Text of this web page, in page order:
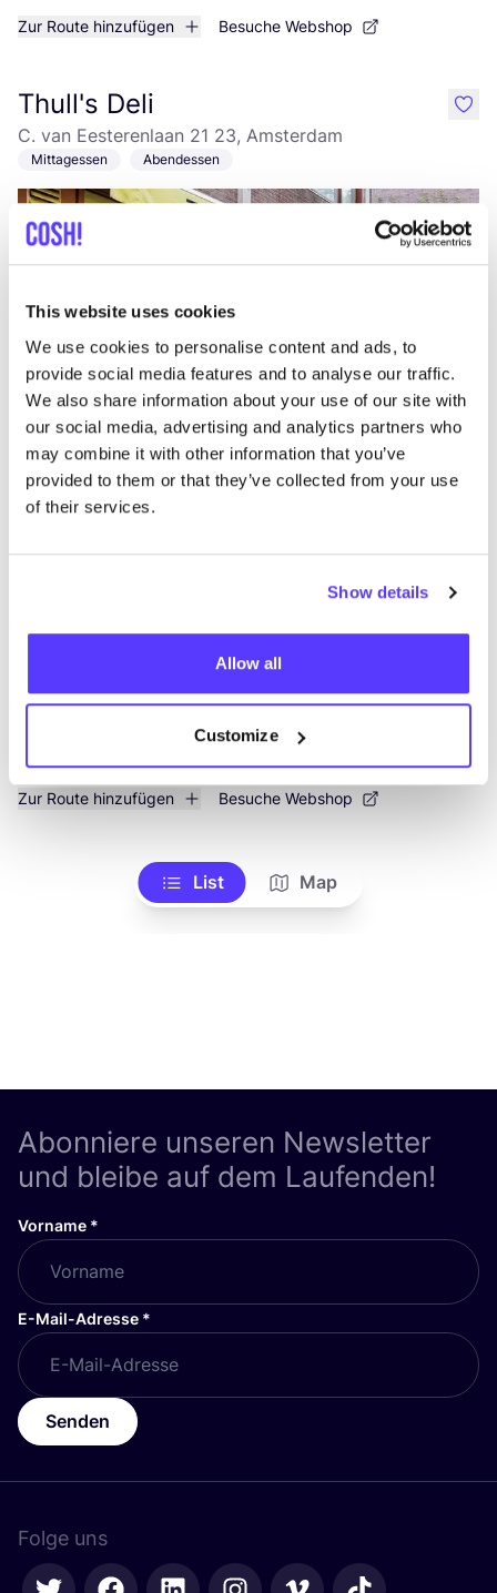
This website uses cookies
We use cookies to personalise content and ads, to
provide social media features and to analyse our traffic.
We also share information about your use of our site with
our social media, advertising and analytics partners who
may combine it with other information that you’ve
provided to them or that they’ve collected from your use
of their services.
Show details
Allow all
Customize
Zur Route hinzufügen Besuche Webshop
Thull's Deli
C. van Eesterenlaan 21 23, Amsterdam
Mittagessen Abendessen
Zur Route hinzufügen Besuche Webshop
like
De Buurtkringloop
Zur Route hinzufügen Besuche Webshop
List Map
Abonniere unseren Newsletter
und bleibe auf dem Laufenden!
Vorname *
E-Mail-Adresse *
Senden
Folge uns